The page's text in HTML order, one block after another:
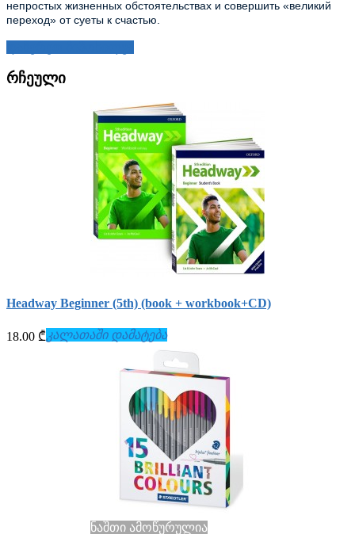
непростых жизненных обстоятельствах и совершить «великий
переход» от суеты к счастью.
რჩეული
Headway Beginner (5th) (book + workbook+СD)
18.00 ₾კალათაში დამატება
ნაშთი ამოწურულია